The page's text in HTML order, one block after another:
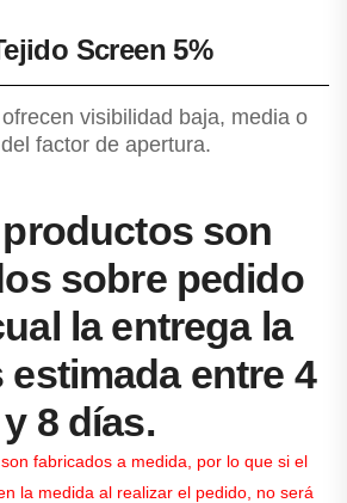
Screen 5%
visibilidad baja, media o
factor de apertura.
son
sobre pedido
la entrega la
entre 4
y 8 días.
fabricados a medida, por lo que si el
la medida al realizar el pedido, no será